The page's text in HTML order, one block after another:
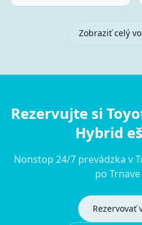
Zobraziť celý
Rezervujte si
Hybrid
Nonstop 24/7 prevádzka v
po
Rezervovať